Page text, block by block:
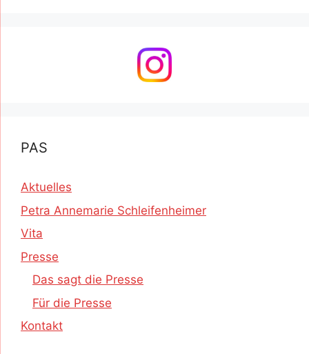
PAS
Aktuelles
Petra Annemarie Schleifenheimer
Vita
Presse
Das sagt die Presse
Für die Presse
Kontakt